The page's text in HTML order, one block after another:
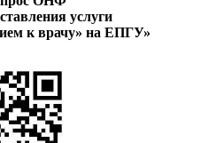
услуги
к врачу» на ЕПГУ»